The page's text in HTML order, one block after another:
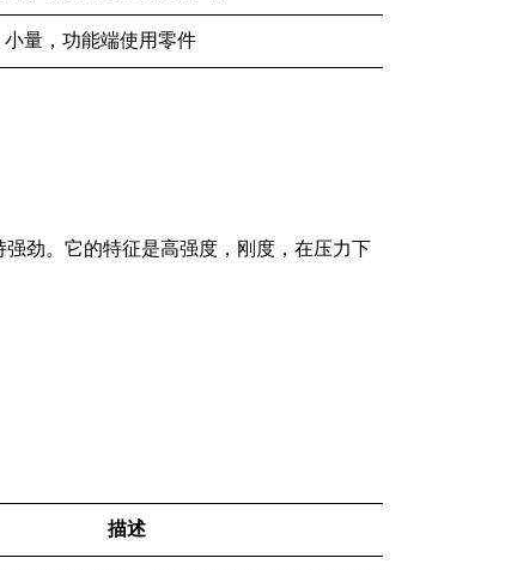
小量，功能端使用零件
劲。它的特征是高强度，刚度，在压力下
描述